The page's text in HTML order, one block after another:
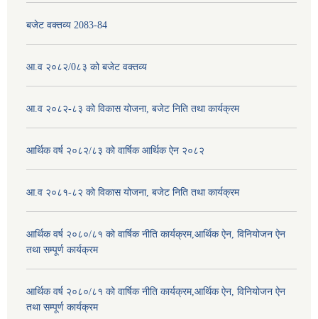
बजेट वक्तव्य 2083-84
आ.व २०८२/0८३ को बजेट वक्तव्य
आ.व २०८२-८३ को विकास योजना, बजेट निति तथा कार्यक्रम
आर्थिक वर्ष २०८२/८३ को वार्षिक आर्थिक ऐन २०८२
आ.व २०८१-८२ को विकास योजना, बजेट निति तथा कार्यक्रम
आर्थिक वर्ष २०८०/८१ को वार्षिक नीति कार्यक्रम,आर्थिक ऐन, विनियोजन ऐन
तथा सम्पूर्ण कार्यक्रम
आर्थिक वर्ष २०८०/८१ को वार्षिक नीति कार्यक्रम,आर्थिक ऐन, विनियोजन ऐन
तथा सम्पूर्ण कार्यक्रम